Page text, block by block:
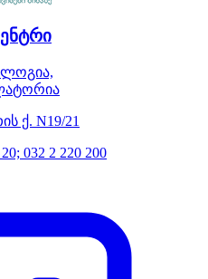
ქ. N19/21
032 2 220 200